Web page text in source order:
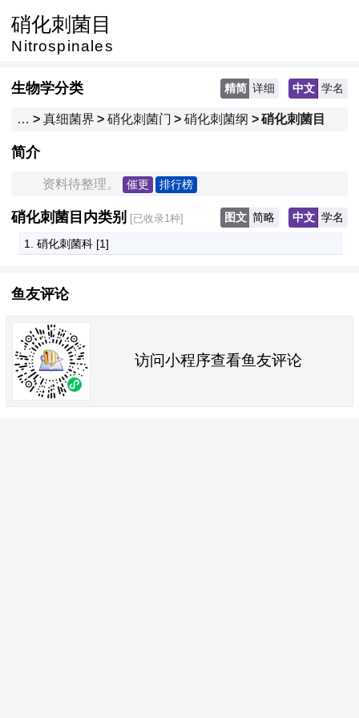
硝化刺菌目
Nitrospinales
生物学分类 中文 学名
精简 详细
… > 真细菌界 > 硝化刺菌门 > 硝化刺菌纲 >硝化刺菌目
简介
资料待整理。 催更 排行榜
中文 学名
图文 简略
硝化刺菌目内类别 [已收录1种]
1. 硝化刺菌科 [1]
鱼友评论
访问小程序查看鱼友评论